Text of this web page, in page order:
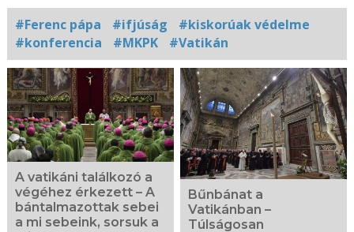
#Ferenc pápa #ifjúság
#kiskorúak védelme
#konferencia
#MKPK #Vatikán
Kapcsolódó
fotógaléria
A vatikáni találkozó a
végéhez érkezett – A
bántalmazottak sebei
a mi sebeink, sorsuk a
Bűnbánat a
Vatikánban –
Túlságosan